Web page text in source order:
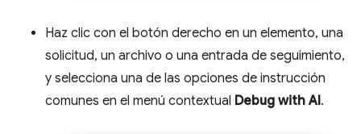
Haz clic con el botón derecho en un elemento, una
solicitud, un archivo o una entrada de seguimiento,
y selecciona una de las opciones de instrucción
comunes en el menú contextual Debug with AI.